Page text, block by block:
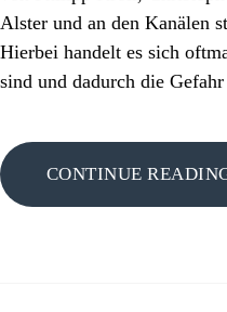
Alster und an den Kanälen
Hierbei handelt es sich
sind und dadurch die
CONTINUE